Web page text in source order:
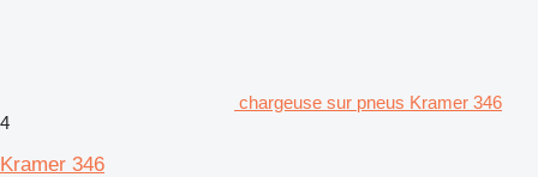
chargeuse sur pneus Kramer 346
4
Kramer 346